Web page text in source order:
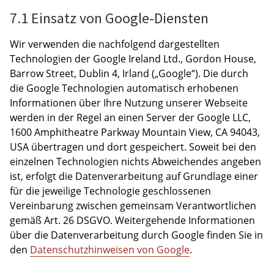
7.1 Einsatz von Google-Diensten
Wir verwenden die nachfolgend dargestellten
Technologien der Google Ireland Ltd., Gordon House,
Barrow Street, Dublin 4, Irland („Google“). Die durch
die Google Technologien automatisch erhobenen
Informationen über Ihre Nutzung unserer Webseite
werden in der Regel an einen Server der Google LLC,
1600 Amphitheatre Parkway Mountain View, CA 94043,
USA übertragen und dort gespeichert. Soweit bei den
einzelnen Technologien nichts Abweichendes angeben
ist, erfolgt die Datenverarbeitung auf Grundlage einer
für die jeweilige Technologie geschlossenen
Vereinbarung zwischen gemeinsam Verantwortlichen
gemäß Art. 26 DSGVO. Weitergehende Informationen
über die Datenverarbeitung durch Google finden Sie in
den Datenschutzhinweisen von Google.